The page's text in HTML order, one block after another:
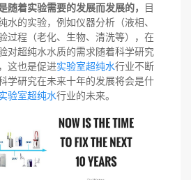
随着实验需要的发展而发展的，
目
水的实验，例如仪器分析（液相、
过程（老化、生物、清洗等），在
对超纯水水质的需求随着科学研究
这也是促进实验室超纯水行业不断
学研究在未来十年的发展将会是什
验室超纯水行业的未来。